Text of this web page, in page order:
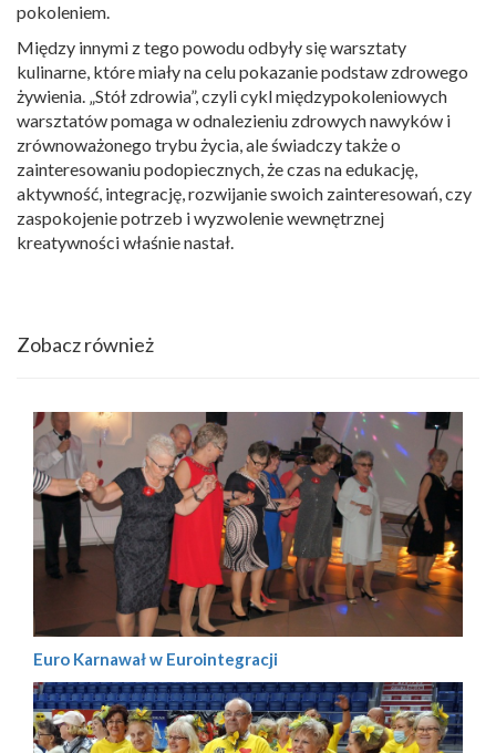
pokoleniem.
Między innymi z tego powodu odbyły się warsztaty
kulinarne, które miały na celu pokazanie podstaw zdrowego
żywienia. „Stół zdrowia”, czyli cykl międzypokoleniowych
warsztatów pomaga w odnalezieniu zdrowych nawyków i
zrównoważonego trybu życia, ale świadczy także o
zainteresowaniu podopiecznych, że czas na edukację,
aktywność, integrację, rozwijanie swoich zainteresowań, czy
zaspokojenie potrzeb i wyzwolenie wewnętrznej
kreatywności właśnie nastał.
Zobacz również
Euro Karnawał w Eurointegracji